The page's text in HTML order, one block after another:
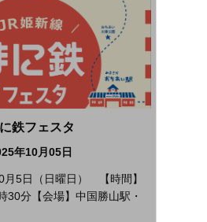
鉄フェスタ
年10月05日
月5日（日曜日） 【時間】
30分【会場】中国勝山駅・